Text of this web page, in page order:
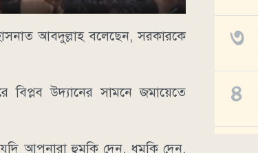
আবদুল্লাহ বলেছেন, সরকারকে
উদ্যানের সামনে জমায়েতে
আপনারা হুমকি দেন, ধমকি দেন,